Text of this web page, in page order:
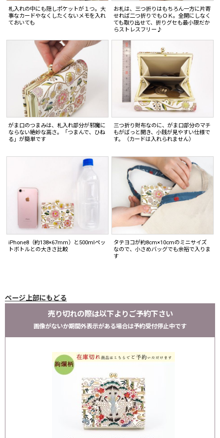
札入れの中にも隠しポケットが１つ。大
事なカードやなくしたくないメモを入れ
ておいても
お札は、三つ折りはもちろん一方に片寄
せれば二つ折りでもＯＫ。全開にしなく
ても取り出せて、折りグセも最小限だか
らストレスフリー♪
がま口のつまみは、札入れ部分が邪魔に
ならない絶妙な高さ。「つまんで、ひね
る」が簡単です
三つ折り財布なのに、がま口部分のマチ
もがばっと開き、小銭が見やすい仕様で
す。（カードは入れられません）
iPhone8（約138×67mm）と500mlペッ
トボトルとの大きさ比較
タテヨコが約8cm×10cmのミニサイズ
なので、小さめバッグでも余裕で入りま
す
ページ上部にもどる
売り切れの際は以下よりご予約下さい
画像がないか期間外表示がある場合は予約受付停止中です